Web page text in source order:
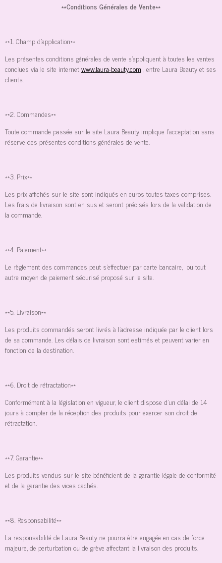
**Conditions Générales de Vente**
**1. Champ d'application**
Les présentes conditions générales de vente s'appliquent à toutes les ventes
conclues via le site internetwww.laura-beauty.com , entre Laura Beauty et ses
clients.
**2. Commandes**
Toute commande passée sur le site Laura Beauty implique l'acceptation sans
réserve des présentes conditions générales de vente.
**3. Prix**
Les prix affichés sur le site sont indiqués en euros toutes taxes comprises.
Les frais de livraison sont en sus et seront précisés lors de la validation de
la commande.
**4. Paiement**
Le règlement des commandes peut s'effectuer par carte bancaire, ou tout
autre moyen de paiement sécurisé proposé sur le site.
**5. Livraison**
Les produits commandés seront livrés à l'adresse indiquée par le client lors
de sa commande. Les délais de livraison sont estimés et peuvent varier en
fonction de la destination.
**6. Droit de rétractation**
Conformément à la législation en vigueur, le client dispose d'un délai de 14
jours à compter de la réception des produits pour exercer son droit de
rétractation.
**7. Garantie**
Les produits vendus sur le site bénéficient de la garantie légale de conformité
et de la garantie des vices cachés.
**8. Responsabilité**
La responsabilité de Laura Beauty ne pourra être engagée en cas de force
majeure, de perturbation ou de grève affectant la livraison des produits.